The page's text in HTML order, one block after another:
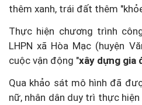
thêm xanh, trái đất thêm
Thực hiện chương trình
LHPN xã Hòa Mạc (huyện
cuộc vận động "xây dựng gia
Qua khảo sát mô hình đã
nữ, nhân dân duy trì thực